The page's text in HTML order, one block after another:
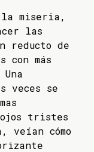
miseria,
las
reducto de
con más
veces se
ojos tristes
cómo